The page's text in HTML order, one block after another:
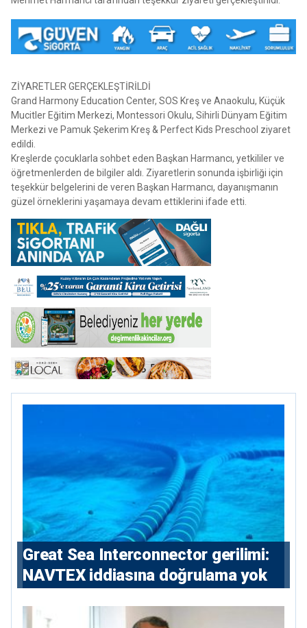
ZİYARETLER GERÇEKLEŞTİRİLDİ
Grand Harmony Education Center, SOS Kreş ve Anaokulu, Küçük
Mucitler Eğitim Merkezi, Montessori Okulu, Sihirli Dünyam Eğitim
Merkezi ve Pamuk Şekerim Kreş & Perfect Kids Preschool ziyaret
edildi.
Kreşlerde çocuklarla sohbet eden Başkan Harmancı, yetkililer ve
öğretmenlerden de bilgiler aldı. Ziyaretlerin sonunda işbirliği için
teşekkür belgelerini de veren Başkan Harmancı, dayanışmanın
güzel örneklerini yaşamaya devam ettiklerini ifade etti.
Great Sea Interconnector gerilimi:
NAVTEX iddiasına doğrulama yok